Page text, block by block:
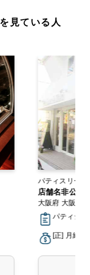
見ている人
パティスリー・
店舗名非公開
大阪府 大阪市
パティシエ
[正] 月給